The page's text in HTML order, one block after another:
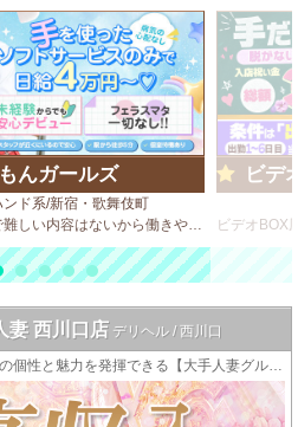
んガールズ
ド系/新宿・歌舞伎町
ハンドサービス中心で難しい内容はないから働きやすさ◎
ビデオ
妻 西川口店 デリヘル / 西川口
【30代～60代女性を大募集】貴女の個性と魅力を発揮できる【大手人妻グループ店】です